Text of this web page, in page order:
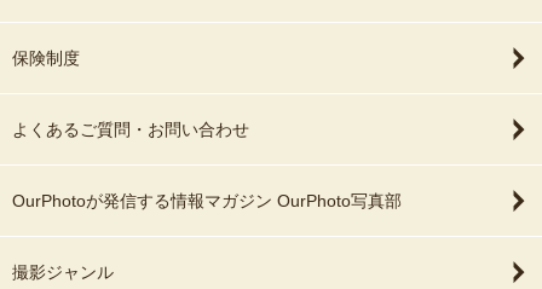
保険制度
よくあるご質問・お問い合わせ
OurPhotoが発信する情報マガジン OurPhoto写真部
撮影ジャンル